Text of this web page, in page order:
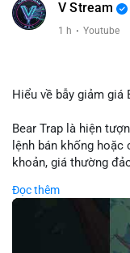
V Stream
1 h · Youtube
Hiểu về bẫy giảm giá
Bear Trap là hiện
lệnh bán khống
khoản, giá thường
hóa điểm vào lệnh.
🎥 Xem video trực
Đọc thêm